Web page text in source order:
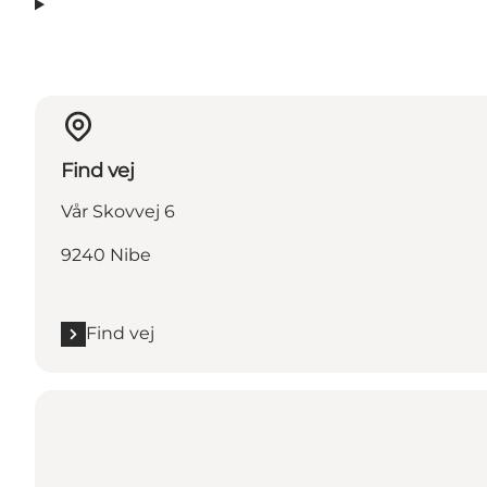
Find vej
Vår Skovvej 6
9240 Nibe
Find vej